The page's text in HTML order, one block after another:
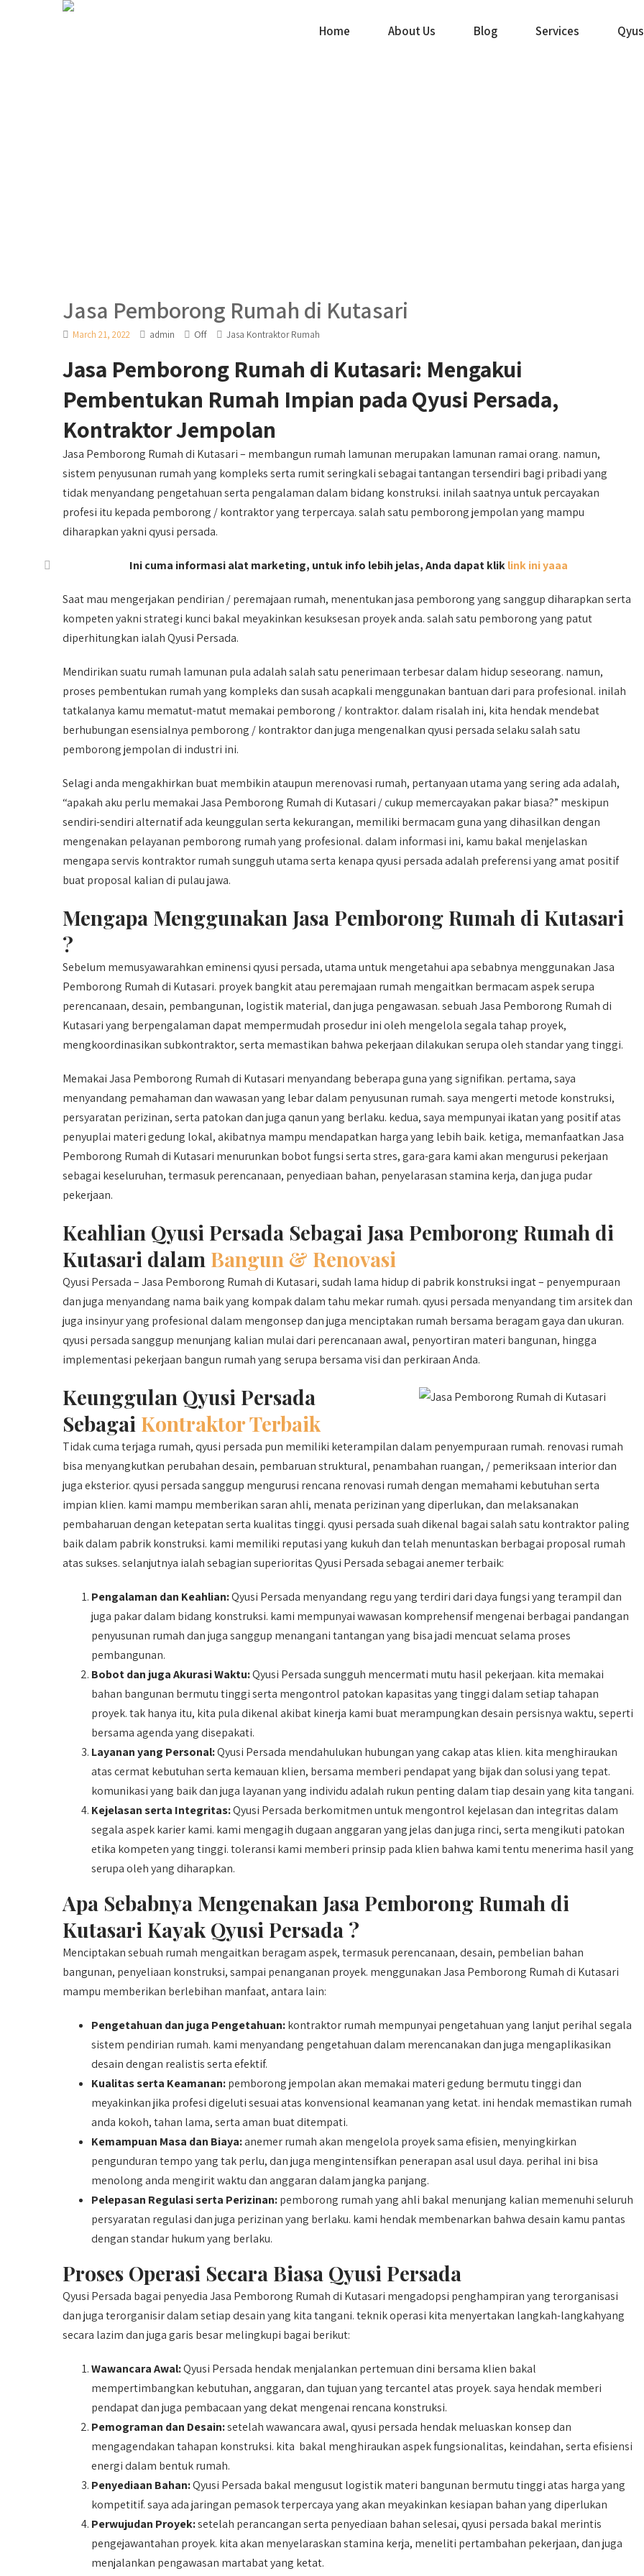
Home About Us Blog Services
Jasa Pemborong Rumah di Kutasari
March 21, 2022 admin Off Jasa Kontraktor Rumah
Jasa Pemborong Rumah di Kutasari: Mengakui
Pembentukan Rumah Impian pada Qyusi Persada,
Kontraktor Jempolan
Jasa Pemborong Rumah di Kutasari – membangun rumah lamunan merupakan lamunan ramai orang. namun,
sistem penyusunan rumah yang kompleks serta rumit seringkali sebagai tantangan tersendiri bagi pribadi yang
tidak menyandang pengetahuan serta pengalaman dalam bidang konstruksi. inilah saatnya untuk percayakan
profesi itu kepada pemborong / kontraktor yang terpercaya. salah satu pemborong jempolan yang mampu
diharapkan yakni qyusi persada.
Ini cuma informasi alat marketing, untuk info lebih jelas, Anda dapat kliklink ini yaaa
Saat mau mengerjakan pendirian / peremajaan rumah, menentukan jasa pemborong yang sanggup diharapkan serta
kompeten yakni strategi kunci bakal meyakinkan kesuksesan proyek anda. salah satu pemborong yang patut
diperhitungkan ialah Qyusi Persada.
Mendirikan suatu rumah lamunan pula adalah salah satu penerimaan terbesar dalam hidup seseorang. namun,
proses pembentukan rumah yang kompleks dan susah acapkali menggunakan bantuan dari para profesional. inilah
tatkalanya kamu mematut-matut memakai pemborong / kontraktor. dalam risalah ini, kita hendak mendebat
berhubungan esensialnya pemborong / kontraktor dan juga mengenalkan qyusi persada selaku salah satu
pemborong jempolan di industri ini.
Selagi anda mengakhirkan buat membikin ataupun merenovasi rumah, pertanyaan utama yang sering ada adalah,
“apakah aku perlu memakai Jasa Pemborong Rumah di Kutasari / cukup memercayakan pakar biasa?” meskipun
sendiri-sendiri alternatif ada keunggulan serta kekurangan, memiliki bermacam guna yang dihasilkan dengan
mengenakan pelayanan pemborong rumah yang profesional. dalam informasi ini, kamu bakal menjelaskan
mengapa servis kontraktor rumah sungguh utama serta kenapa qyusi persada adalah preferensi yang amat positif
buat proposal kalian di pulau jawa.
Mengapa Menggunakan Jasa Pemborong Rumah di Kutasari
?
Sebelum memusyawarahkan eminensi qyusi persada, utama untuk mengetahui apa sebabnya menggunakan Jasa
Pemborong Rumah di Kutasari. proyek bangkit atau peremajaan rumah mengaitkan bermacam aspek serupa
perencanaan, desain, pembangunan, logistik material, dan juga pengawasan. sebuah Jasa Pemborong Rumah di
Kutasari yang berpengalaman dapat mempermudah prosedur ini oleh mengelola segala tahap proyek,
mengkoordinasikan subkontraktor, serta memastikan bahwa pekerjaan dilakukan serupa oleh standar yang tinggi.
Memakai Jasa Pemborong Rumah di Kutasari menyandang beberapa guna yang signifikan. pertama, saya
menyandang pemahaman dan wawasan yang lebar dalam penyusunan rumah. saya mengerti metode konstruksi,
persyaratan perizinan, serta patokan dan juga qanun yang berlaku. kedua, saya mempunyai ikatan yang positif atas
penyuplai materi gedung lokal, akibatnya mampu mendapatkan harga yang lebih baik. ketiga, memanfaatkan Jasa
Pemborong Rumah di Kutasari menurunkan bobot fungsi serta stres, gara-gara kami akan mengurusi pekerjaan
sebagai keseluruhan, termasuk perencanaan, penyediaan bahan, penyelarasan stamina kerja, dan juga pudar
pekerjaan.
Keahlian Qyusi Persada Sebagai Jasa Pemborong Rumah di
Kutasari dalam Bangun & Renovasi
Qyusi Persada – Jasa Pemborong Rumah di Kutasari, sudah lama hidup di pabrik konstruksi ingat – penyempuraan
dan juga menyandang nama baik yang kompak dalam tahu mekar rumah. qyusi persada menyandang tim arsitek dan
juga insinyur yang profesional dalam mengonsep dan juga menciptakan rumah bersama beragam gaya dan ukuran.
qyusi persada sanggup menunjang kalian mulai dari perencanaan awal, penyortiran materi bangunan, hingga
implementasi pekerjaan bangun rumah yang serupa bersama visi dan perkiraan Anda.
Keunggulan Qyusi Persada
Sebagai Kontraktor Terbaik
Tidak cuma terjaga rumah, qyusi persada pun memiliki keterampilan dalam penyempuraan rumah. renovasi rumah
bisa menyangkutkan perubahan desain, pembaruan struktural, penambahan ruangan, / pemeriksaan interior dan
juga eksterior. qyusi persada sanggup mengurusi rencana renovasi rumah dengan memahami kebutuhan serta
impian klien. kami mampu memberikan saran ahli, menata perizinan yang diperlukan, dan melaksanakan
pembaharuan dengan ketepatan serta kualitas tinggi. qyusi persada suah dikenal bagai salah satu kontraktor paling
baik dalam pabrik konstruksi. kami memiliki reputasi yang kukuh dan telah menuntaskan berbagai proposal rumah
atas sukses. selanjutnya ialah sebagian superioritas Qyusi Persada sebagai anemer terbaik:
Pengalaman dan Keahlian:Qyusi Persada menyandang regu yang terdiri dari daya fungsi yang terampil dan
juga pakar dalam bidang konstruksi. kami mempunyai wawasan komprehensif mengenai berbagai pandangan
penyusunan rumah dan juga sanggup menangani tantangan yang bisa jadi mencuat selama proses
pembangunan.
Bobot dan juga Akurasi Waktu:Qyusi Persada sungguh mencermati mutu hasil pekerjaan. kita memakai
bahan bangunan bermutu tinggi serta mengontrol patokan kapasitas yang tinggi dalam setiap tahapan
proyek. tak hanya itu, kita pula dikenal akibat kinerja kami buat merampungkan desain persisnya waktu, seperti
bersama agenda yang disepakati.
Layanan yang Personal:Qyusi Persada mendahulukan hubungan yang cakap atas klien. kita menghiraukan
atas cermat kebutuhan serta kemauan klien, bersama memberi pendapat yang bijak dan solusi yang tepat.
komunikasi yang baik dan juga layanan yang individu adalah rukun penting dalam tiap desain yang kita tangani.
Kejelasan serta Integritas:Qyusi Persada berkomitmen untuk mengontrol kejelasan dan integritas dalam
segala aspek karier kami. kami mengagih dugaan anggaran yang jelas dan juga rinci, serta mengikuti patokan
etika kompeten yang tinggi. toleransi kami memberi prinsip pada klien bahwa kami tentu menerima hasil yang
serupa oleh yang diharapkan.
Apa Sebabnya Mengenakan Jasa Pemborong Rumah di
Kutasari Kayak Qyusi Persada ?
Menciptakan sebuah rumah mengaitkan beragam aspek, termasuk perencanaan, desain, pembelian bahan
bangunan, penyeliaan konstruksi, sampai penanganan proyek. menggunakan Jasa Pemborong Rumah di Kutasari
mampu memberikan berlebihan manfaat, antara lain:
Pengetahuan dan juga Pengetahuan:kontraktor rumah mempunyai pengetahuan yang lanjut perihal segala
sistem pendirian rumah. kami menyandang pengetahuan dalam merencanakan dan juga mengaplikasikan
desain dengan realistis serta efektif.
Kualitas serta Keamanan:pemborong jempolan akan memakai materi gedung bermutu tinggi dan
meyakinkan jika profesi digeluti sesuai atas konvensional keamanan yang ketat. ini hendak memastikan rumah
anda kokoh, tahan lama, serta aman buat ditempati.
Kemampuan Masa dan Biaya:anemer rumah akan mengelola proyek sama efisien, menyingkirkan
pengunduran tempo yang tak perlu, dan juga mengintensifkan penerapan asal usul daya. perihal ini bisa
menolong anda mengirit waktu dan anggaran dalam jangka panjang.
Pelepasan Regulasi serta Perizinan:pemborong rumah yang ahli bakal menunjang kalian memenuhi seluruh
persyaratan regulasi dan juga perizinan yang berlaku. kami hendak membenarkan bahwa desain kamu pantas
dengan standar hukum yang berlaku.
Proses Operasi Secara Biasa Qyusi Persada
Qyusi Persada bagai penyedia Jasa Pemborong Rumah di Kutasari mengadopsi penghampiran yang terorganisasi
dan juga terorganisir dalam setiap desain yang kita tangani. teknik operasi kita menyertakan langkah-langkahyang
secara lazim dan juga garis besar melingkupi bagai berikut:
Wawancara Awal:Qyusi Persada hendak menjalankan pertemuan dini bersama klien bakal
mempertimbangkan kebutuhan, anggaran, dan tujuan yang tercantel atas proyek. saya hendak memberi
pendapat dan juga pembacaan yang dekat mengenai rencana konstruksi.
Pemograman dan Desain:setelah wawancara awal, qyusi persada hendak meluaskan konsep dan
mengagendakan tahapan konstruksi. kita bakal menghiraukan aspek fungsionalitas, keindahan, serta efisiensi
energi dalam bentuk rumah.
Penyediaan Bahan:Qyusi Persada bakal mengusut logistik materi bangunan bermutu tinggi atas harga yang
kompetitif. saya ada jaringan pemasok terpercaya yang akan meyakinkan kesiapan bahan yang diperlukan
Perwujudan Proyek:setelah perancangan serta penyediaan bahan selesai, qyusi persada bakal merintis
pengejawantahan proyek. kita akan menyelaraskan stamina kerja, meneliti pertambahan pekerjaan, dan juga
menjalankan pengawasan martabat yang ketat.